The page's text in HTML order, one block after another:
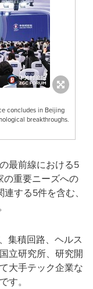
concludes in Beijing
breakthroughs.
最前線における5
の重要ニーズへの
する5件を含む、
集積回路、ヘルス
立研究所、研究開
大手テック企業な
す。